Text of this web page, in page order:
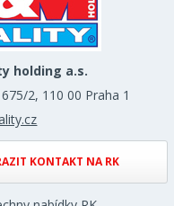
holding a.s.
2, 110 00 Praha 1
KONTAKT NA RK